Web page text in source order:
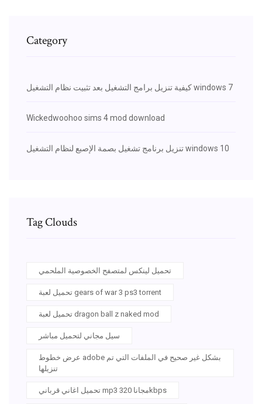
Category
كيفية تنزيل برامج التشغيل بعد تثبيت نظام التشغيل windows 7
Wickedwoohoo sims 4 mod download
تنزيل برنامج تشغيل بصمة الإصبع لنظام التشغيل windows 10
Tag Clouds
تحميل لينكس لمتصفح الخصوصية الملحمي
تحميل لعبة gears of war 3 ps3 torrent
تحميل لعبة dragon ball z naked mod
سيل مجاني لتحميل مباشر
عرض خطوط adobe بشكل غير صحيح في الملفات التي تم
تنزيلها
تحميل اغاني قرباني mp3 مجانا 320kbps